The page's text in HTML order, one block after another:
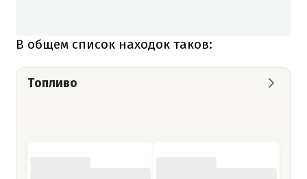
В общем список находок таков:
Топливо